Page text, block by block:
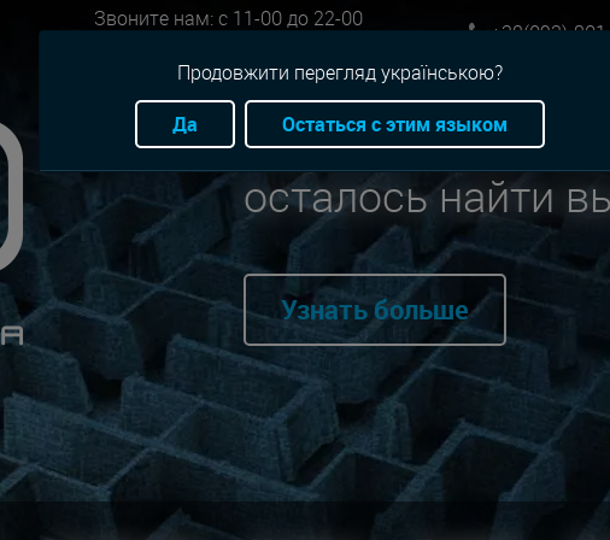
Звоните нам: с 11-00 до 22-00
+38(093)-
Мы нашли для
осталось найти
Узнать больше
Продовжити перегляд українською?
Да
Остаться с этим языком